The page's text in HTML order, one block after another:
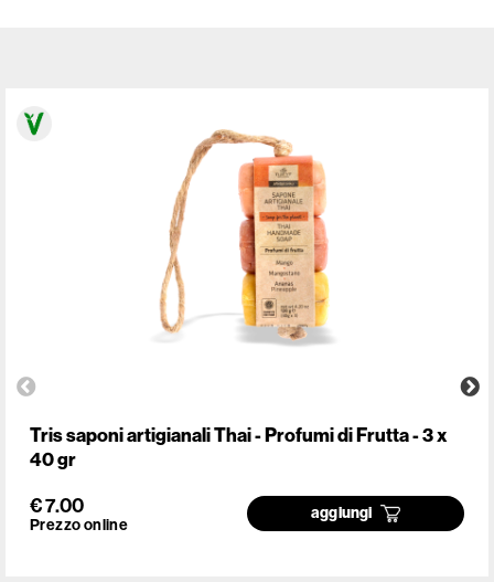
Tris saponi artigianali Thai - Profumi di Frutta - 3 x
40 gr
€ 7.00
Prezzo online
aggiungi